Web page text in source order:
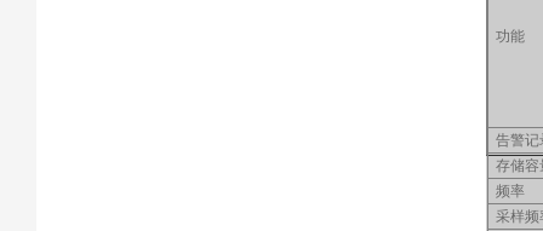
功能
告警记
存储容
频率
采样频